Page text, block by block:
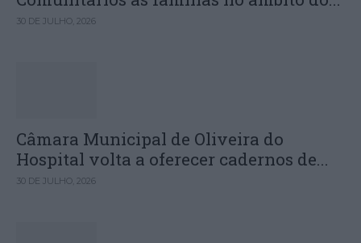
30 DE JULHO, 2026
Câmara Municipal de Oliveira do
Hospital volta a oferecer cadernos de...
30 DE JULHO, 2026